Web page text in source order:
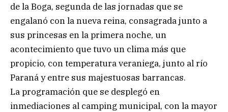
de la Boga, segunda de las jornadas que se
engalanó con la nueva reina, consagrada junto a
sus princesas en la primera noche, un
acontecimiento que tuvo un clima más que
propicio, con temperatura veraniega, junto al río
Paraná y entre sus majestuosas barrancas.
La programación que se desplegó en
inmediaciones al camping municipal, con la mayor